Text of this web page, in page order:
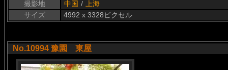
撮影地
中国 /
上海
サイズ
4992 x 3328ピクセル
No.10994 豫園 東屋